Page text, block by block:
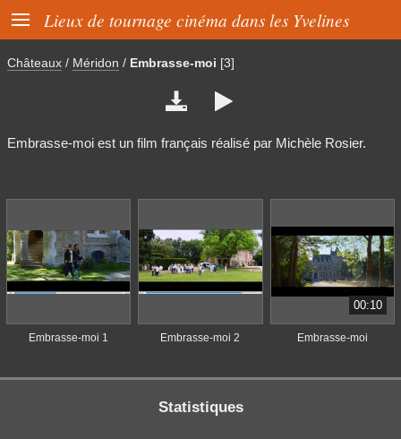
 Lieux de tournage cinéma dans les Yvelines
Châteaux / Méridon / Embrasse-moi [3]
 
Embrasse-moi est un film français réalisé par Michèle Rosier.
Embrasse-moi 1 Embrasse-moi 2
00:10
Embrasse-moi
Statistiques